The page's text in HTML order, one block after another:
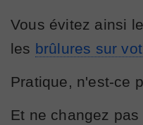
Vous évitez ainsi
les brûlures sur
Pratique, n'est-ce
Et ne changez